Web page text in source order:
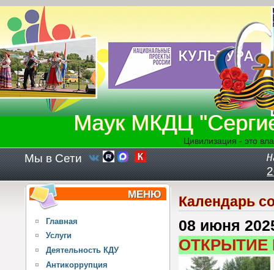
Перейти к основному содержанию
Маук МКДЦ
Цивилизация - это
Мы в Сети
МЕНЮ
Главная
Услуги
Деятельность КДУ
Антикоррупция
Календарь
08 июня